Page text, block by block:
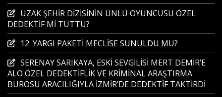
UZAK ŞEHİR DİZİSİNİN ÜNLÜ OYUNCUSU ÖZEL
DEDEKTİF Mİ TUTTU?
12. YARGI PAKETİ MECLİSE SUNULDU MU?
SERENAY SARIKAYA, ESKİ SEVGİLİSİ MERT DEMİR’E
ALO ÖZEL DEDEKTİFLİK VE KRİMİNAL ARAŞTIRMA
BÜROSU ARACILIĞIYLA İZMİR’DE DEDEKTİF TAKTİRDİ